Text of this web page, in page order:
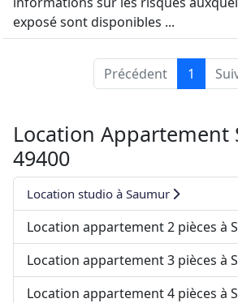
exposé sont disponibles ...
Précédent 1
Location Appartement
49400
Location studio à Saumur
Location appartement 2 pièces à
Location appartement 3 pièces à
Location appartement 4 pièces à